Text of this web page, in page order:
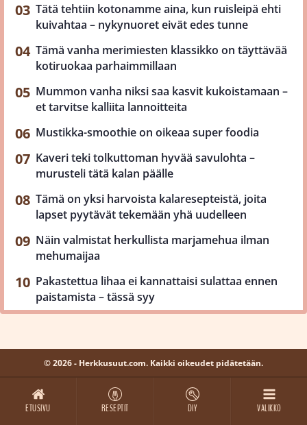
ETUSIVU RESEPTIT DIY VALIKKO
Tätä tehtiin kotonamme aina, kun ruisleipä ehti
kuivahtaa – nykynuoret eivät edes tunne
Tämä vanha merimiesten klassikko on täyttävää
kotiruokaa parhaimmillaan
Mummon vanha niksi saa kasvit kukoistamaan –
et tarvitse kalliita lannoitteita
Mustikka-smoothie on oikeaa super foodia
Kaveri teki tolkuttoman hyvää savulohta –
murusteli tätä kalan päälle
Tämä on yksi harvoista kalaresepteistä, joita
lapset pyytävät tekemään yhä uudelleen
Näin valmistat herkullista marjamehua ilman
mehumaijaa
Pakastettua lihaa ei kannattaisi sulattaa ennen
paistamista – tässä syy
© 2026 - Herkkusuut.com. Kaikki oikeudet pidätetään.